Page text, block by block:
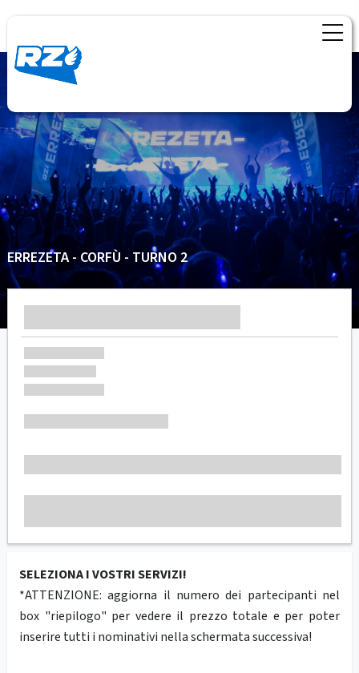
ERREZETA - CORFÙ - TURNO 2
SELEZIONA I VOSTRI SERVIZI!
*ATTENZIONE: aggiorna il numero dei partecipanti nel
box "riepilogo" per vedere il prezzo totale e per poter
inserire tutti i nominativi nella schermata successiva!